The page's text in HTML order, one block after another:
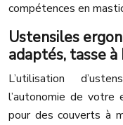
compétences en
Ustensiles
adaptés, tasse
L’utilisation
l’autonomie de
pour des couverts à